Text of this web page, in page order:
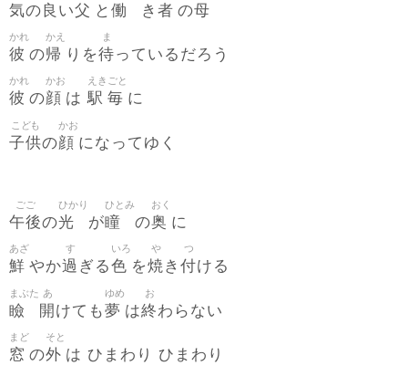
気の良 い父 と 働 き 者 の母
彼
かれ
の帰
かえ
りを待
ま
っているだろう
彼
かれ
の顔
かお
は駅
えき
毎
ごと
に
子供
こども
の顔
かお
になってゆく
午後
ごご
の光
ひかり
が瞳
ひとみ
の奥
おく
に
鮮
あざ
やか過
す
ぎる色
いろ
を焼
や
き 付
つ
ける
瞼
まぶた
開
あ
けても夢
ゆめ
は終
お
わらない
窓
まど
の外
そと
は ひまわり ひまわり